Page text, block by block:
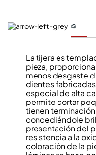
Características
La tijera es
pieza,
menos desgaste
dientes
especial de alta
permite cortar
tienen terminación
concediéndole
presentación del
resistencia a la
coloración de la